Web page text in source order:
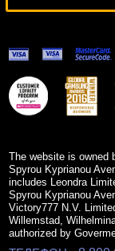
17341 ₽
alex***
Dolphin
The website is owned
Spyrou Kyprianou
includes Leondra
Spyrou Kyprianou
Victory777 N.V.
Willemstad,
authorized by